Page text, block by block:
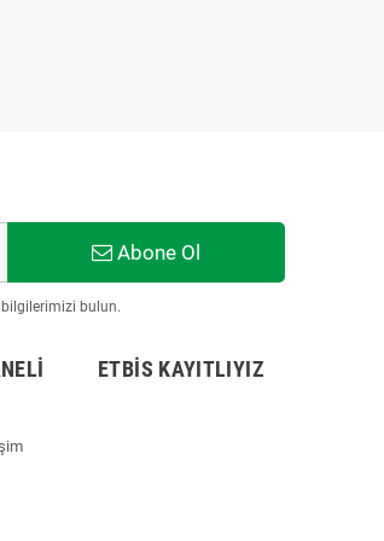
Abone Ol
bilgilerimizi bulun.
ETBİS KAYITLIYIZ